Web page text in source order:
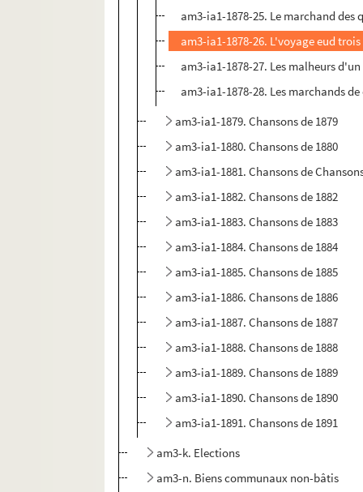
am3-ia1-1878-25. Le marchand des
am3-ia1-1878-26. L'voyage eud
am3-ia1-1878-27. Les malheurs
am3-ia1-1878-28. Les marchands
am3-ia1-1879. Chansons de 1879
am3-ia1-1880. Chansons de 1880
am3-ia1-1881. Chansons de
am3-ia1-1882. Chansons de 1882
am3-ia1-1883. Chansons de 1883
am3-ia1-1884. Chansons de 1884
am3-ia1-1885. Chansons de 1885
am3-ia1-1886. Chansons de 1886
am3-ia1-1887. Chansons de 1887
am3-ia1-1888. Chansons de 1888
am3-ia1-1889. Chansons de 1889
am3-ia1-1890. Chansons de 1890
am3-ia1-1891. Chansons de 1891
am3-k. Elections
am3-n. Biens communaux non-bâtis